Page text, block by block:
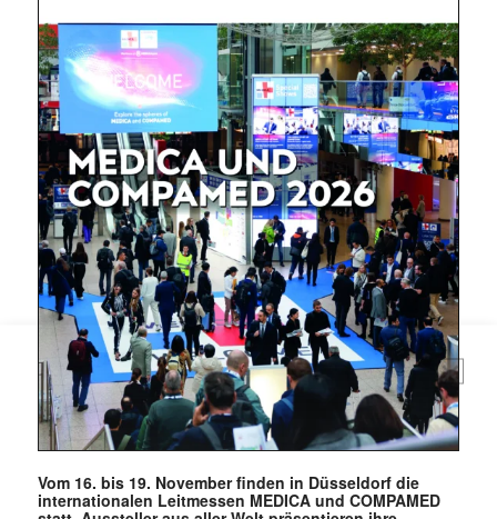
Mit dem |transkript-Newsletter
jede Woche aktuell informiert.
E-
Mail
(erforderlich)
Vom 16. bis 19. November finden in Düsseldorf die
internationalen Leitmessen MEDICA und COMPAMED